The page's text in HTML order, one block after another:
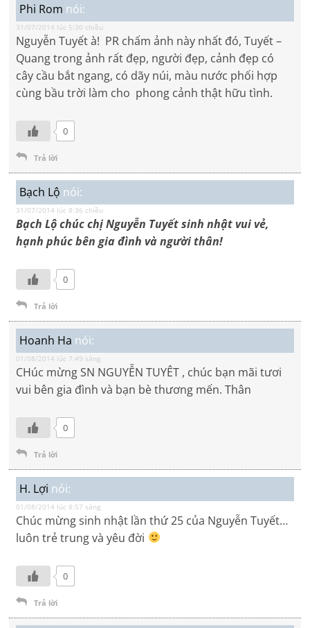
Phi Rom nói:
31/07/2014 lúc 5:30 chiều
Nguyễn Tuyết à! PR chấm ảnh này nhất đó, Tuyết –
Quang trong ảnh rất đẹp, người đẹp, cảnh đẹp có
cây cầu bắt ngang, có dãy núi, màu nước phối hợp
cùng bầu trời làm cho phong cảnh thật hữu tình.
0
Trả lời
Bạch Lộ nói:
31/07/2014 lúc 8:36 chiều
Bạch Lộ chúc chị Nguyễn Tuyết sinh nhật vui vẻ,
hạnh phúc bên gia đình và người thân!
0
Trả lời
Hoanh Ha nói:
01/08/2014 lúc 7:49 sáng
CHúc mừng SN NGUYỄN TUYÊT , chúc bạn mãi tươi
vui bên gia đình và bạn bè thương mến. Thân
0
Trả lời
H. Lợi nói:
01/08/2014 lúc 8:57 sáng
Chúc mừng sinh nhật lần thứ 25 của Nguyễn Tuyết…
luôn trẻ trung và yêu đời
0
Trả lời